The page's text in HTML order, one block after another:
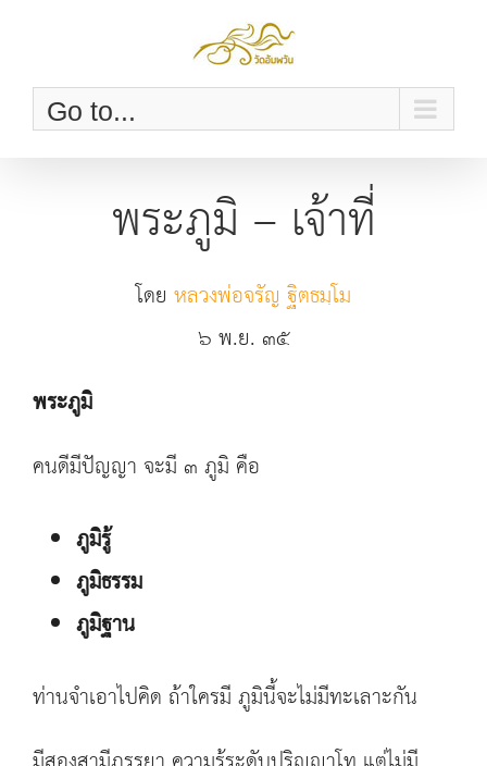
contentGo to...
พระภูมิ – เจ้าที่
โดย หลวงพ่อจรัญ ฐิตธมฺโม
๖ พ.ย. ๓๕
พระภูมิ
คนดีมีปัญญา จะมี ๓ ภูมิ คือ
ภูมิรู้
ภูมิธรรม
ภูมิฐาน
ท่านจำเอาไปคิด ถ้าใครมี ภูมินี้จะไม่มีทะเลาะกัน